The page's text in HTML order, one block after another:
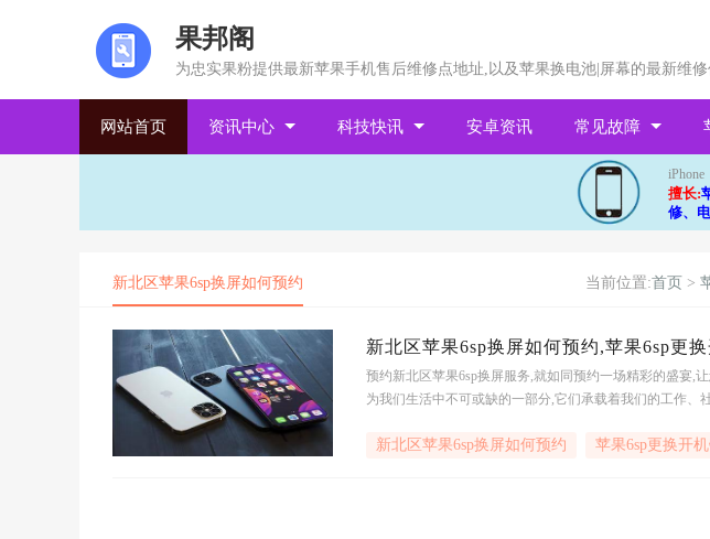
果邦阁
为忠实果粉提供最新苹果手机售后维修点地址,以及苹果换电池|屏幕的最新维
网站首页 资讯中心 科技快讯 安卓资讯 常见故障
iPhone
擅长:
修、
新北区苹果6sp换屏如何预约 当前位置:首页 >
新北区苹果6sp换屏如何预约,苹果6sp更
预约新北区苹果6sp换屏服务,就如同预约一场精彩的盛宴,
为我们生活中不可或缺的一部分,它们承载着我们的工作、
就像是给手机增添了一把新的钥匙
新北区苹果6sp换屏如何预约 苹果6sp更换开